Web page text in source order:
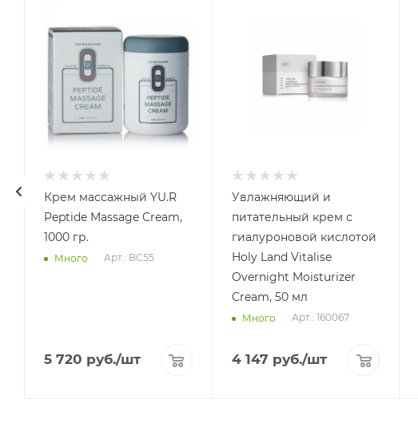
Крем массажный YU.R
Peptide Massage Cream,
1000 гр.
Много Арт.: BC55
5 720 руб./шт
Увлажняющий и
питательный крем с
гиалуроновой кислотой
Holy Land Vitalise
Overnight Moisturizer
Cream, 50 мл
Много Арт.: 160067
4 147 руб./шт